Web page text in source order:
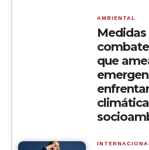
AMBIENTAL
que